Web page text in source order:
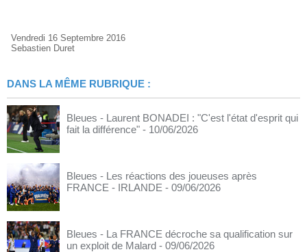
Vendredi 16 Septembre 2016
Sebastien Duret
DANS LA MÊME RUBRIQUE :
Bleues - Laurent BONADEI : "C'est l'état d'esprit qui
fait la différence" - 10/06/2026
Bleues - Les réactions des joueuses après
FRANCE - IRLANDE - 09/06/2026
Bleues - La FRANCE décroche sa qualification sur
un exploit de Malard - 09/06/2026